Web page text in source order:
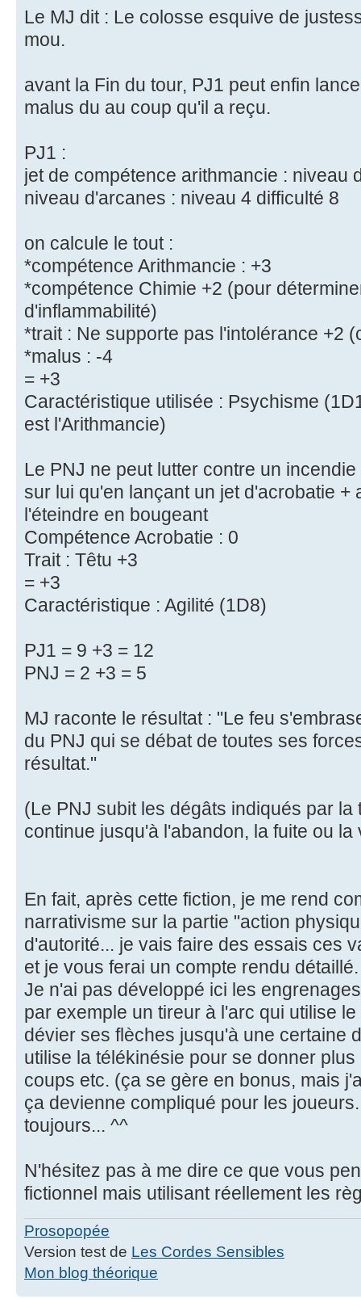
Le MJ dit : Le colosse esquive de
mou.
avant la Fin du tour, PJ1 peut enfin
malus du au coup qu'il a reçu.
PJ1 :
jet de compétence arithmancie : niveau
niveau d'arcanes : niveau 4 difficulté 8
on calcule le tout :
*compétence Arithmancie : +3
*compétence Chimie +2 (pour
d'inflammabilité)
*trait : Ne supporte pas l'intolérance +2
*malus : -4
= +3
Caractéristique utilisée : Psychisme
est l'Arithmancie)
Le PNJ ne peut lutter contre un
sur lui qu'en lançant un jet d'acrobatie +
l'éteindre en bougeant
Compétence Acrobatie : 0
Trait : Têtu +3
= +3
Caractéristique : Agilité (1D8)
PJ1 = 9 +3 = 12
PNJ = 2 +3 = 5
MJ raconte le résultat : "Le feu
du PNJ qui se débat de toutes ses
résultat."
(Le PNJ subit les dégâts indiqués par la
continue jusqu'à l'abandon, la fuite ou
En fait, après cette fiction, je me rend
narrativisme sur la partie "action
d'autorité... je vais faire des essais ces
et je vous ferai un compte rendu détaillé.
Je n'ai pas développé ici les
par exemple un tireur à l'arc qui utilise
dévier ses flèches jusqu'à une certaine
utilise la télékinésie pour se donner
coups etc. (ça se gère en bonus, mais
ça devienne compliqué pour les
toujours... ^^
N'hésitez pas à me dire ce que vous
fictionnel mais utilisant réellement les
Prosopopée
Version test de Les Cordes Sensibles
Mon blog théorique